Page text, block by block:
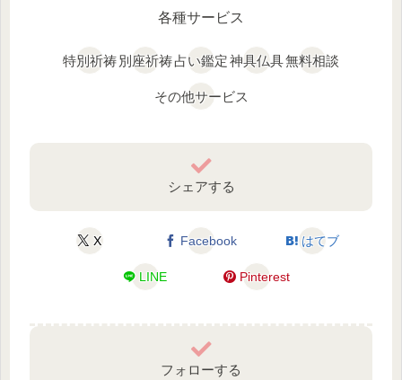
各種サービス
特別祈祷別座祈祷占い鑑定神具仏具無料相談
その他サービス
シェアする
X Facebook はてブ
LINE Pinterest
フォローする